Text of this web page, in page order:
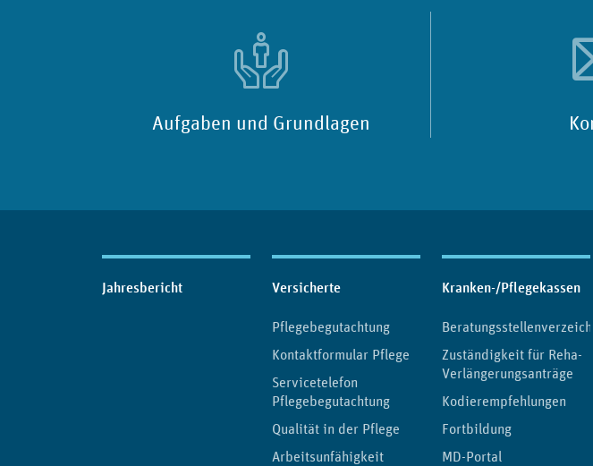
Aufgaben und Grundlagen
Inhaltsübersicht
Jahresbericht Versicherte
Pflegebegutachtung
Kontaktformular Pflege
Servicetelefon
Pflegebegutachtung
Qualität in der Pflege
Arbeitsunfähigkeit
Kranken-/Pflegekassen
Zuständigkeit für Reha-
Verlängerungsanträge
Kodierempfehlungen
Fortbildung
MD-Portal